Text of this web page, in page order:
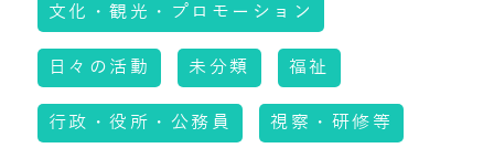
文化・観光・プロモーション
日々の活動 未分類 福祉
行政・役所・公務員 視察・研修等